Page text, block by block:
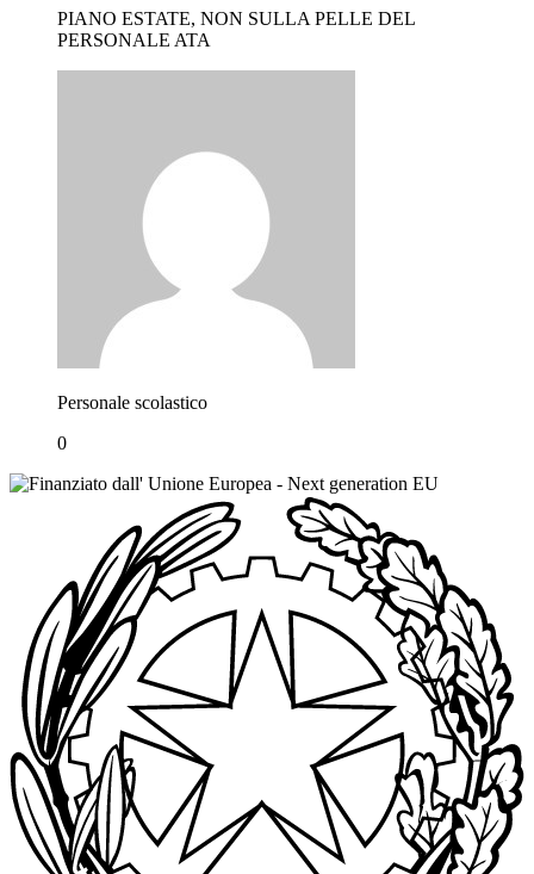
PIANO ESTATE, NON SULLA PELLE DEL
PERSONALE ATA
Personale scolastico
0